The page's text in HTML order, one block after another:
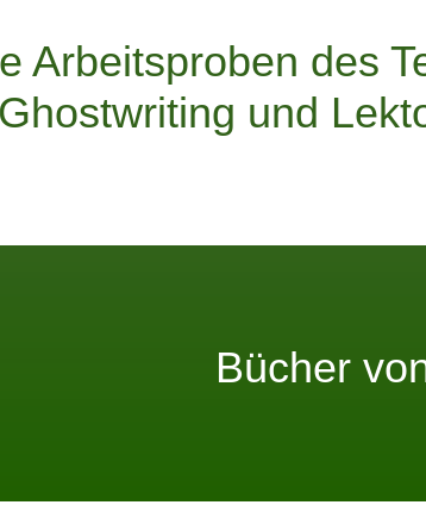
Arbeitsproben des
und
Bücher